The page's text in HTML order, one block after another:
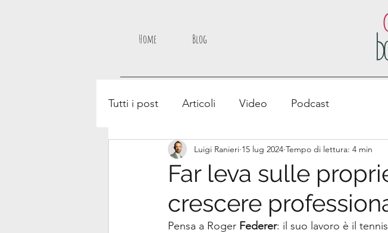
Home Blog
Tutti i post Articoli Video Podcast
Far leva sulle
crescere
Luigi Ranieri 15 lug 2024 Tempo di lettura: 4 min
Pensa a Roger Federer: il suo lavoro è il